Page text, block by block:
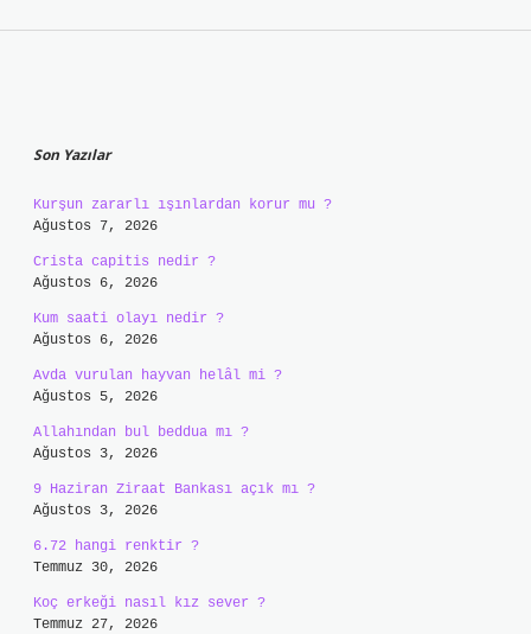
Son Yazılar
Kurşun zararlı ışınlardan korur mu ?
Ağustos 7, 2026
Crista capitis nedir ?
Ağustos 6, 2026
Kum saati olayı nedir ?
Ağustos 6, 2026
Avda vurulan hayvan helâl mi ?
Ağustos 5, 2026
Allahından bul beddua mı ?
Ağustos 3, 2026
9 Haziran Ziraat Bankası açık mı ?
Ağustos 3, 2026
6.72 hangi renktir ?
Temmuz 30, 2026
Koç erkeği nasıl kız sever ?
Temmuz 27, 2026